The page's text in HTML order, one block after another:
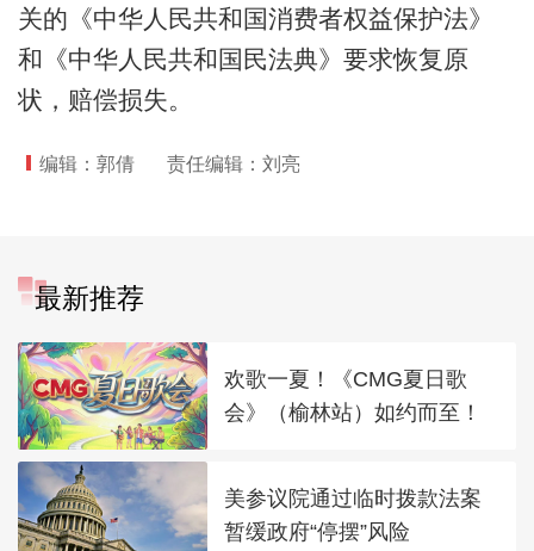
关的《中华人民共和国消费者权益保护法》
和《中华人民共和国民法典》要求恢复原
状，赔偿损失。
编辑：郭倩 责任编辑：刘亮
最新推荐
欢歌一夏！《CMG夏日歌
会》（榆林站）如约而至！
美参议院通过临时拨款法案
暂缓政府“停摆”风险